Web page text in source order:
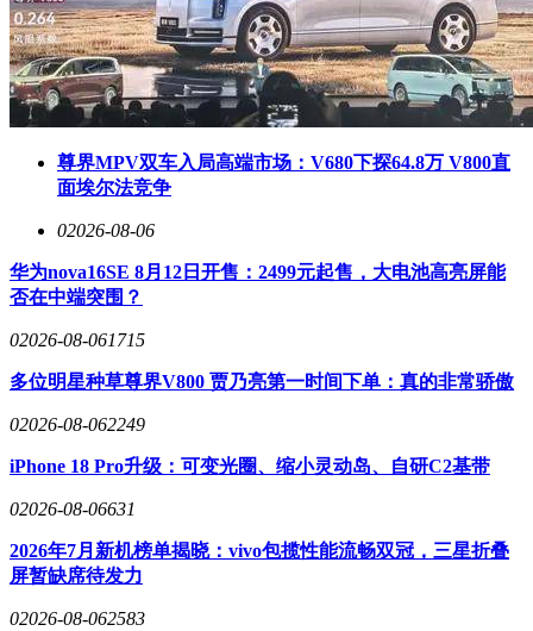
尊界MPV双车入局高端市场：V680下探64.8万 V800直
面埃尔法竞争
02026-08-06
华为nova16SE 8月12日开售：2499元起售，大电池高亮屏能
否在中端突围？
02026-08-061715
多位明星种草尊界V800 贾乃亮第一时间下单：真的非常骄傲
02026-08-062249
iPhone 18 Pro升级：可变光圈、缩小灵动岛、自研C2基带
02026-08-06631
2026年7月新机榜单揭晓：vivo包揽性能流畅双冠，三星折叠
屏暂缺席待发力
02026-08-062583